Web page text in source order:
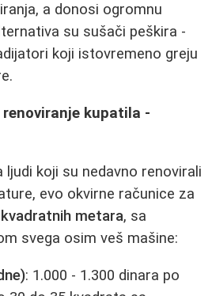
a donosi ogromnu
su sušači peškira -
koji istovremeno greju
kupatila -
koji su nedavno renovirali
evo okvirne računice za
metara, sa
svega osim veš mašine:
: 1.000 - 1.300 dinara po